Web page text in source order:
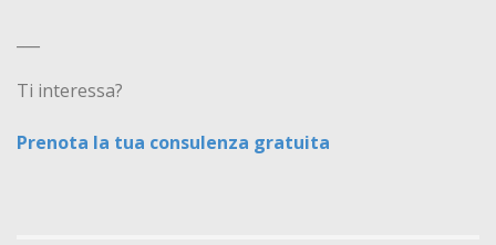
Ti interessa?
Prenota la tua consulenza gratuita